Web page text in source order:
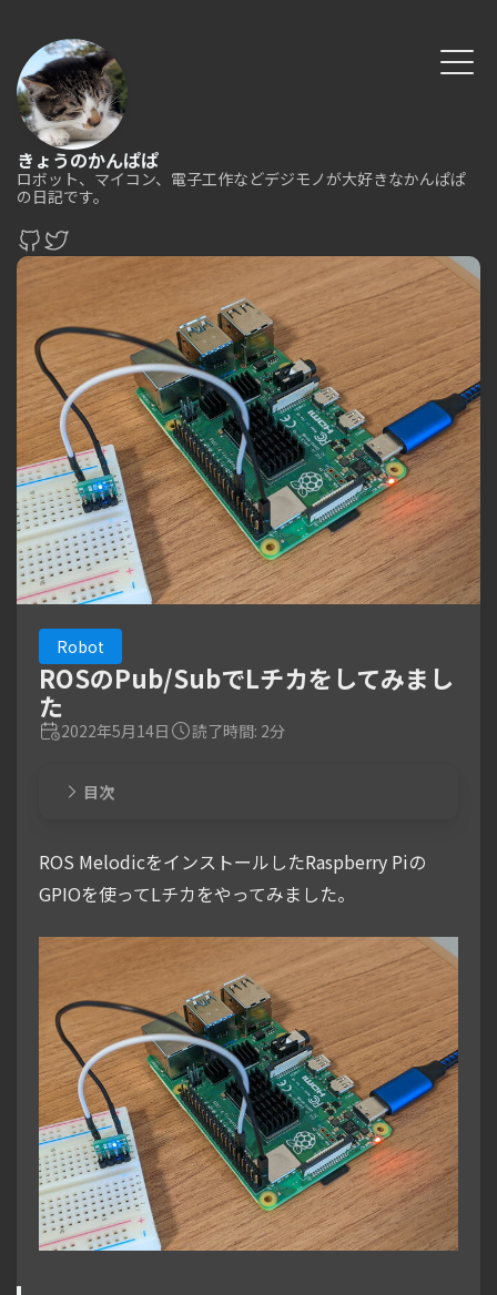
きょうのかんぱぱ
ロボット、マイコン、電子工作などデジモノが大好きなかんぱぱ
の日記です。
Robot
ROSのPub/SubでLチカをしてみまし
た
2022年5月14日 読了時間: 2分
目次
ROS MelodicをインストールしたRaspberry Piの
GPIOを使ってLチカをやってみました。